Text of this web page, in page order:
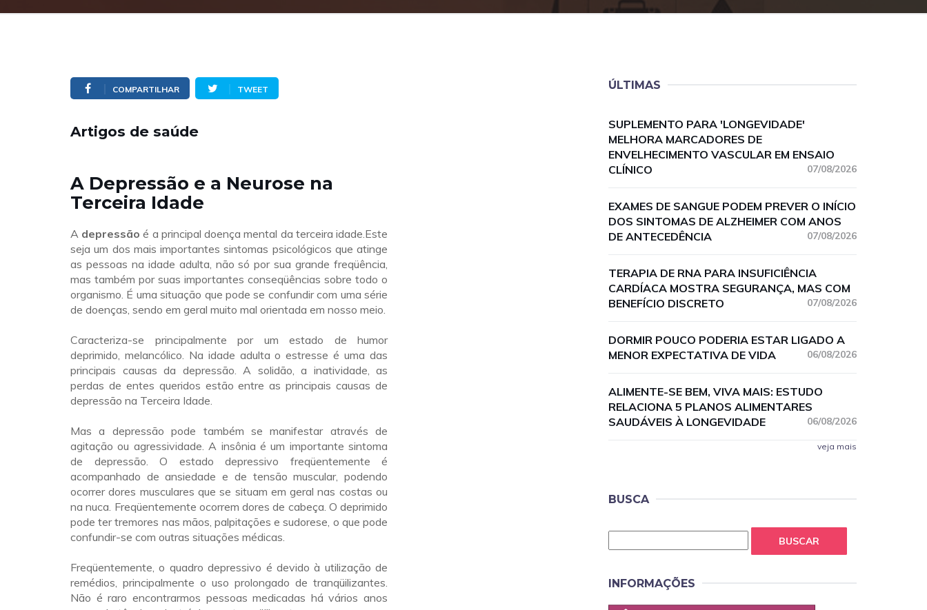
COMPARTILHAR TWEET
Artigos de saúde
A Depressão e a Neurose na
Terceira Idade
A depressão é a principal doença mental da terceira idade.Este
seja um dos mais importantes sintomas psicológicos que atinge
as pessoas na idade adulta, não só por sua grande freqüência,
mas também por suas importantes conseqüências sobre todo o
organismo. É uma situação que pode se confundir com uma série
de doenças, sendo em geral muito mal orientada em nosso meio.
Caracteriza-se principalmente por um estado de humor
deprimido, melancólico. Na idade adulta o estresse é uma das
principais causas da depressão. A solidão, a inatividade, as
perdas de entes queridos estão entre as principais causas de
depressão na Terceira Idade.
Mas a depressão pode também se manifestar através de
agitação ou agressividade. A insônia é um importante sintoma
de depressão. O estado depressivo freqüentemente é
acompanhado de ansiedade e de tensão muscular, podendo
ocorrer dores musculares que se situam em geral nas costas ou
na nuca. Freqüentemente ocorrem dores de cabeça. O deprimido
pode ter tremores nas mãos, palpitações e sudorese, o que pode
confundir-se com outras situações médicas.
Freqüentemente, o quadro depressivo é devido à utilização de
remédios, principalmente o uso prolongado de tranqüilizantes.
Não é raro encontrarmos pessoas medicadas há vários anos
ÚLTIMAS
SUPLEMENTO PARA 'LONGEVIDADE'
MELHORA MARCADORES DE
ENVELHECIMENTO VASCULAR EM ENSAIO
CLÍNICO
07/08/2026
EXAMES DE SANGUE PODEM PREVER O INÍCIO
DOS SINTOMAS DE ALZHEIMER COM ANOS
DE ANTECEDÊNCIA
07/08/2026
TERAPIA DE RNA PARA INSUFICIÊNCIA
CARDÍACA MOSTRA SEGURANÇA, MAS COM
BENEFÍCIO DISCRETO
07/08/2026
DORMIR POUCO PODERIA ESTAR LIGADO A
MENOR EXPECTATIVA DE VIDA
06/08/2026
ALIMENTE-SE BEM, VIVA MAIS: ESTUDO
RELACIONA 5 PLANOS ALIMENTARES
SAUDÁVEIS À LONGEVIDADE
06/08/2026
veja mais
BUSCA
BUSCAR
INFORMAÇÕES